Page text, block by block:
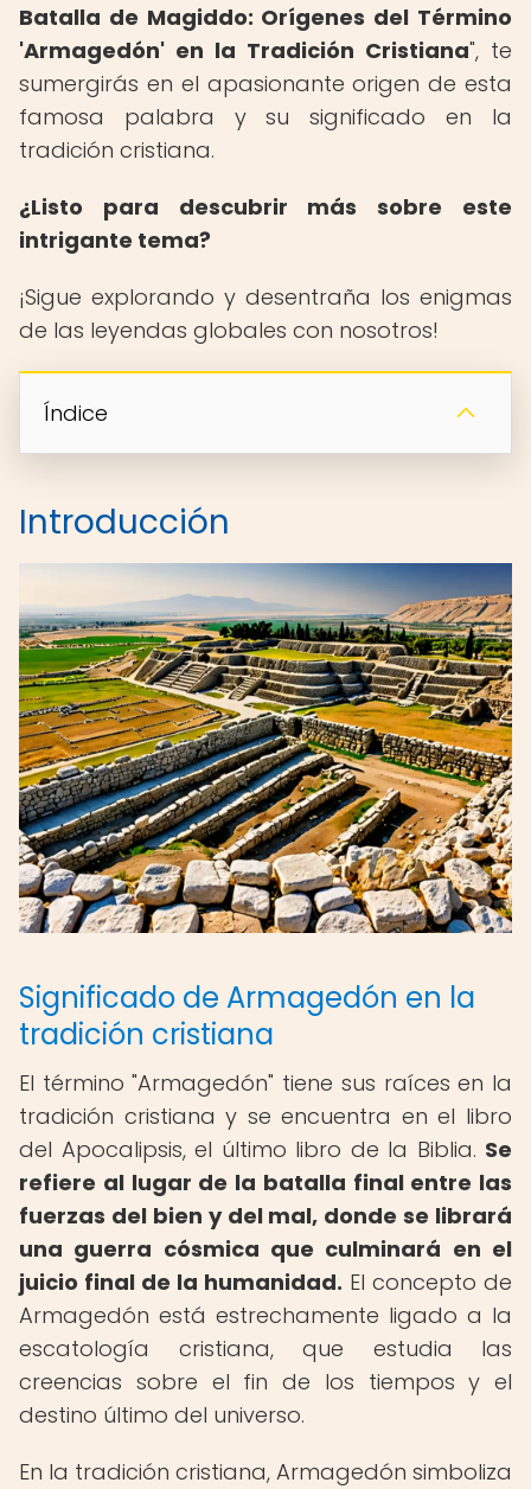
Batalla de Magiddo: Orígenes del Término
'Armagedón' en la Tradición Cristiana", te
sumergirás en el apasionante origen de esta
famosa palabra y su significado en la
tradición cristiana.
¿Listo para descubrir más sobre este
intrigante tema?
¡Sigue explorando y desentraña los enigmas
de las leyendas globales con nosotros!
Índice
Introducción
Significado de Armagedón en la
tradición cristiana
El término "Armagedón" tiene sus raíces en la
tradición cristiana y se encuentra en el libro
del Apocalipsis, el último libro de la Biblia. Se
refiere al lugar de la batalla final entre las
fuerzas del bien y del mal, donde se librará
una guerra cósmica que culminará en el
juicio final de la humanidad. El concepto de
Armagedón está estrechamente ligado a la
escatología cristiana, que estudia las
creencias sobre el fin de los tiempos y el
destino último del universo.
En la tradición cristiana, Armagedón simboliza